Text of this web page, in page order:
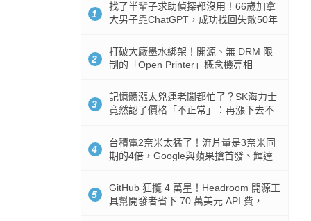
1
找了半輩子求助偵探都沒用！66歲加拿
大男子靠ChatGPT，成功找回失散50年
2
打破大廠墨水綁架！開源、無 DRM 限
制的「Open Printer」概念機亮相
3
記憶體漲太兇連老闆都怕了？SK海力士
竟然認了價格「不正常」：再漲下去不
4
台積電2奈米太猛了！流片量是3奈米同
期的4倍，Google與蘋果搶首發、輝達
5
GitHub 狂攬 4 萬星！Headroom 開源工
具幫開發者省下 70 萬美元 API 費，